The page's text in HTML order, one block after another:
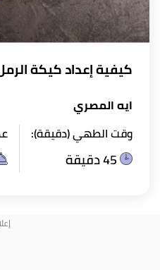
كيفية إعداد كيكة
ايه المصري
وقت الطهي (دقيقة):